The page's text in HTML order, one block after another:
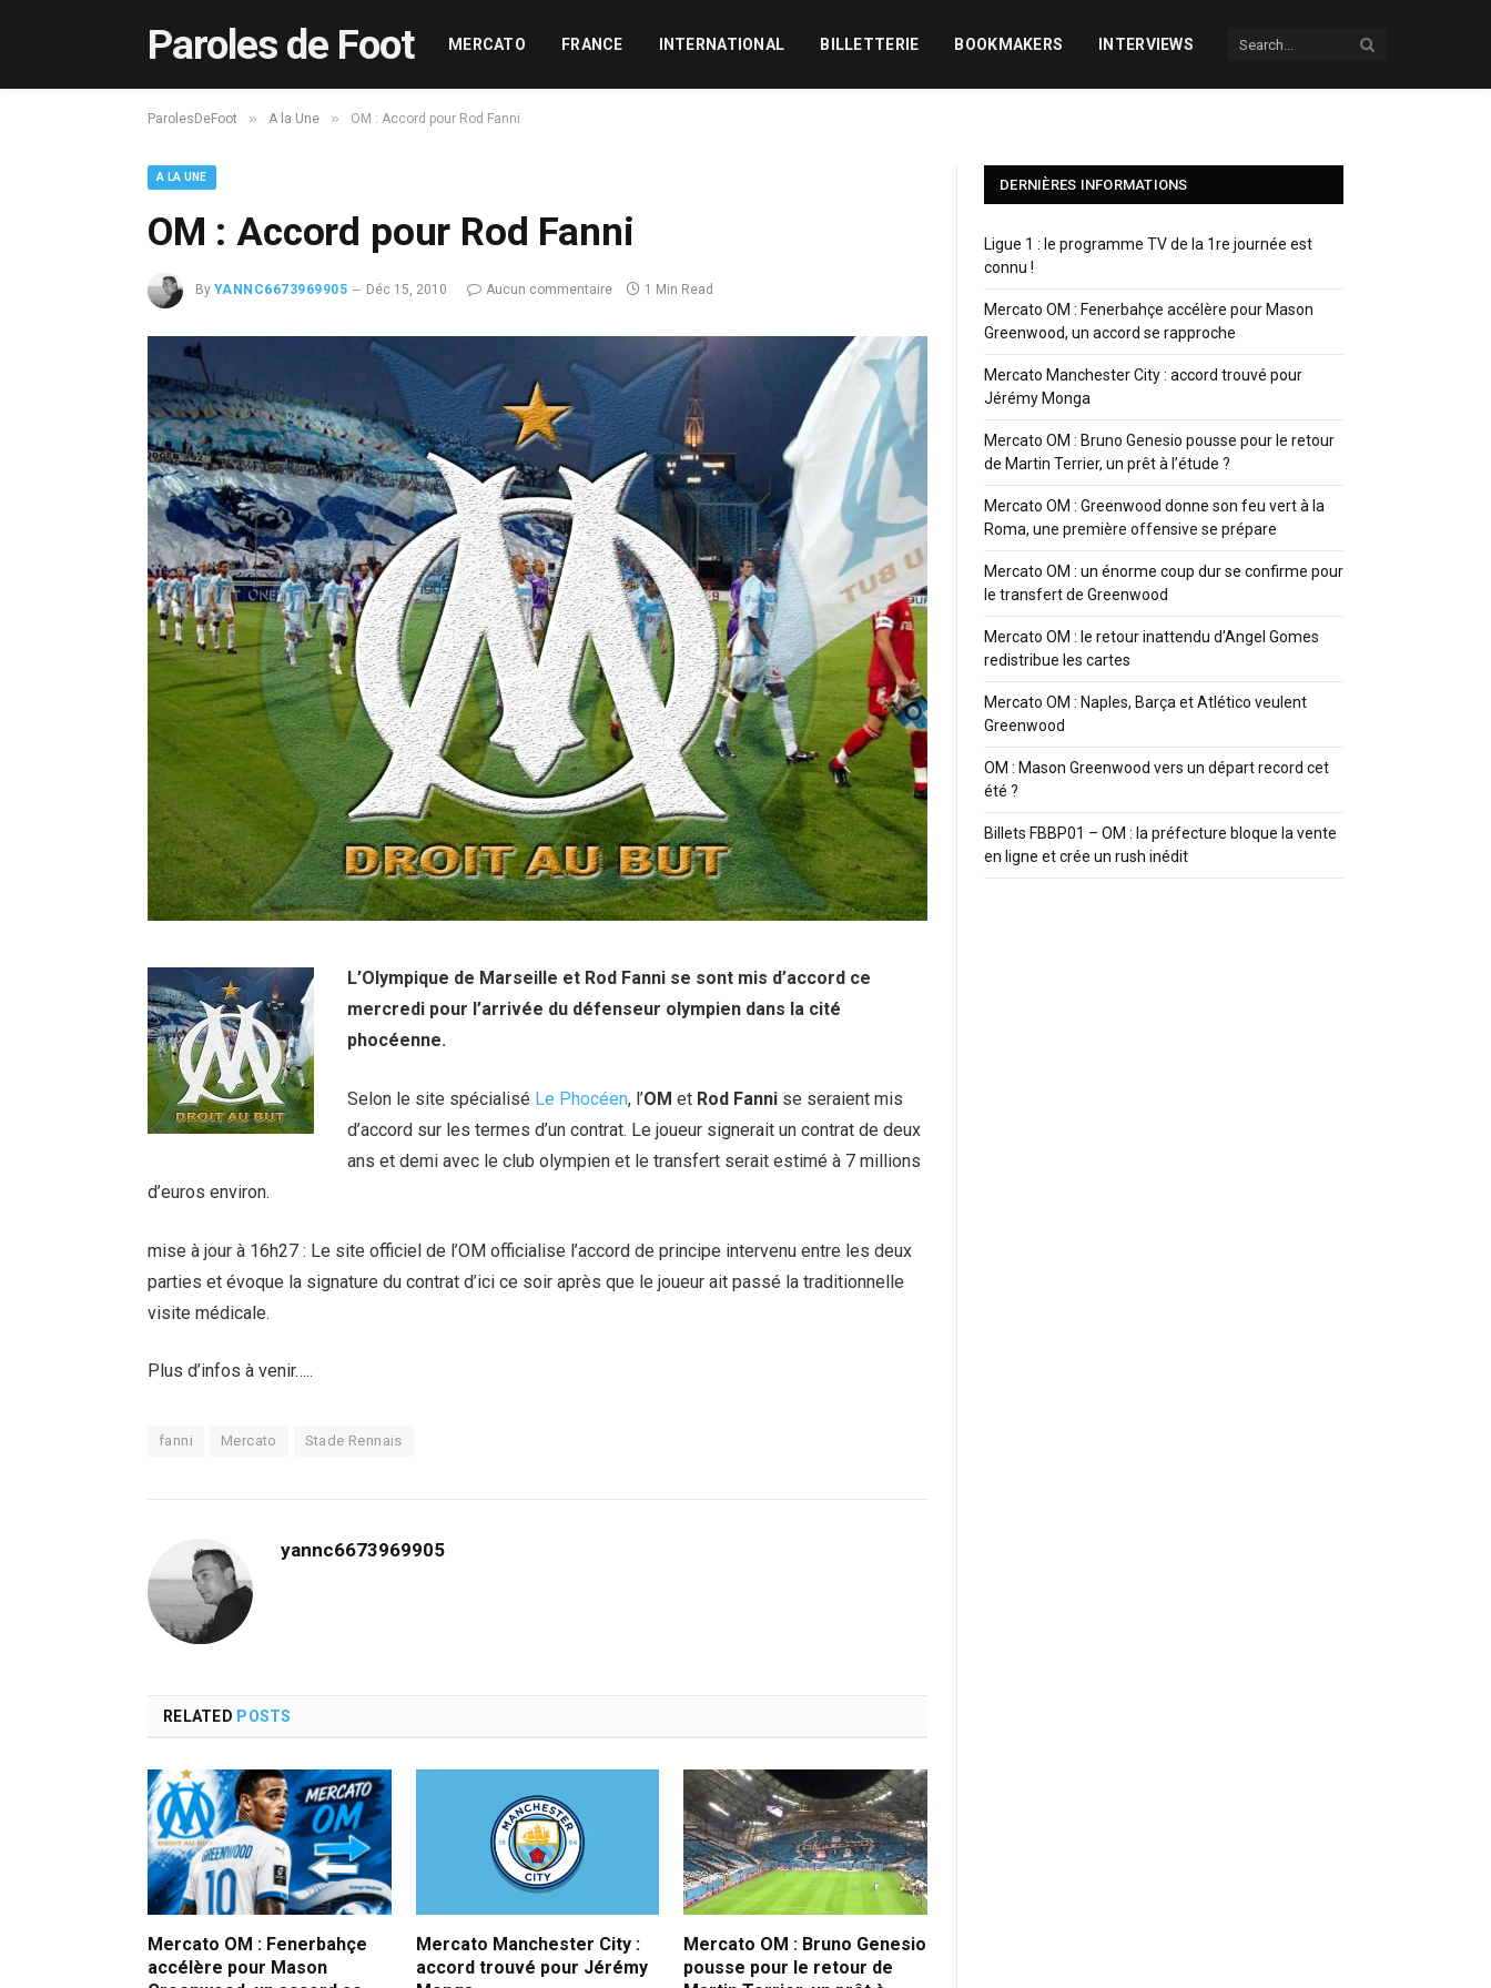
Paroles de Foot MERCATO FRANCE INTERNATIONAL BILLETTERIE BOOKMAKERS INTERVIEWS
ParolesDeFoot » A la Une » OM : Accord pour Rod Fanni
A LA UNE
OM : Accord pour Rod Fanni
By YANNC6673969905 Déc 15, 2010 Aucun commentaire 1 Min Read
L’Olympique de Marseille et Rod Fanni se sont mis d’accord ce
mercredi pour l’arrivée du défenseur olympien dans la cité
phocéenne.
Selon le site spécialisé Le Phocéen, l’OM et Rod Fanni se seraient mis
d’accord sur les termes d’un contrat. Le joueur signerait un contrat de deux
ans et demi avec le club olympien et le transfert serait estimé à 7 millions
d’euros environ.
mise à jour à 16h27 : Le site officiel de l’OM officialise l’accord de principe intervenu entre les deux
parties et évoque la signature du contrat d’ici ce soir après que le joueur ait passé la traditionnelle
visite médicale.
Plus d’infos à venir…..
fanni Mercato Stade Rennais
yannc6673969905
RELATED POSTS
Mercato OM : Fenerbahçe
accélère pour Mason
Mercato Manchester City :
accord trouvé pour Jérémy
Mercato OM : Bruno Genesio
pousse pour le retour de
DERNIÈRES INFORMATIONS
Ligue 1 : le programme TV de la 1re journée est
connu !
Mercato OM : Fenerbahçe accélère pour Mason
Greenwood, un accord se rapproche
Mercato Manchester City : accord trouvé pour
Jérémy Monga
Mercato OM : Bruno Genesio pousse pour le retour
de Martin Terrier, un prêt à l’étude ?
Mercato OM : Greenwood donne son feu vert à la
Roma, une première offensive se prépare
Mercato OM : un énorme coup dur se confirme pour
le transfert de Greenwood
Mercato OM : le retour inattendu d’Angel Gomes
redistribue les cartes
Mercato OM : Naples, Barça et Atlético veulent
Greenwood
OM : Mason Greenwood vers un départ record cet
été ?
Billets FBBP01 – OM : la préfecture bloque la vente
en ligne et crée un rush inédit